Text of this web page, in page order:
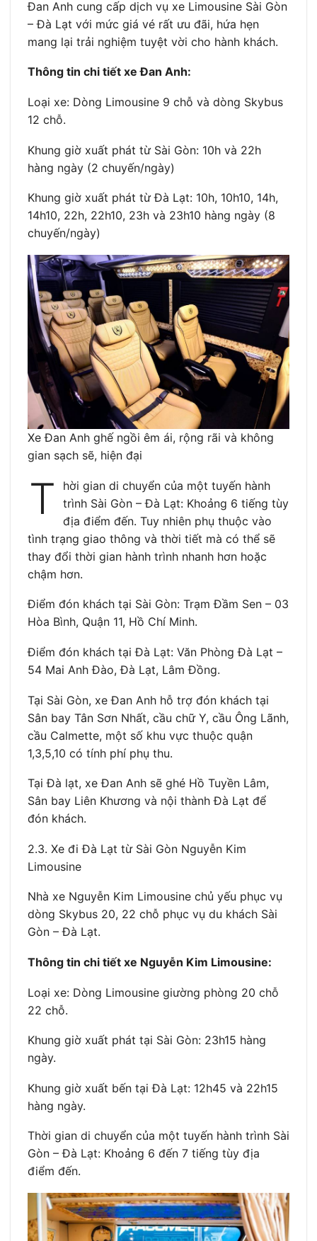
Đan Anh cung cấp dịch vụ xe Limousine Sài Gòn
– Đà Lạt với mức giá vé rất ưu đãi, hứa hẹn
mang lại trải nghiệm tuyệt vời cho hành khách.
Thông tin chi tiết xe Đan Anh:
Loại xe: Dòng Limousine 9 chỗ và dòng Skybus
12 chỗ.
Khung giờ xuất phát từ Sài Gòn: 10h và 22h
hàng ngày (2 chuyến/ngày)
Khung giờ xuất phát từ Đà Lạt: 10h, 10h10, 14h,
14h10, 22h, 22h10, 23h và 23h10 hàng ngày (8
chuyến/ngày)
Xe Đan Anh ghế ngồi êm ái, rộng rãi và không
gian sạch sẽ, hiện đại
T
hời gian di chuyển của một tuyến hành
trình Sài Gòn – Đà Lạt: Khoảng 6 tiếng tùy
địa điểm đến. Tuy nhiên phụ thuộc vào
tình trạng giao thông và thời tiết mà có thể sẽ
thay đổi thời gian hành trình nhanh hơn hoặc
chậm hơn.
Điểm đón khách tại Sài Gòn: Trạm Đầm Sen – 03
Hòa Bình, Quận 11, Hồ Chí Minh.
Điểm đón khách tại Đà Lạt: Văn Phòng Đà Lạt –
54 Mai Anh Đào, Đà Lạt, Lâm Đồng.
Tại Sài Gòn, xe Đan Anh hỗ trợ đón khách tại
Sân bay Tân Sơn Nhất, cầu chữ Y, cầu Ông Lãnh,
cầu Calmette, một số khu vực thuộc quận
1,3,5,10 có tính phí phụ thu.
Tại Đà lạt, xe Đan Anh sẽ ghé Hồ Tuyền Lâm,
Sân bay Liên Khương và nội thành Đà Lạt để
đón khách.
2.3. Xe đi Đà Lạt từ Sài Gòn Nguyễn Kim
Limousine
Nhà xe Nguyễn Kim Limousine chủ yếu phục vụ
dòng Skybus 20, 22 chỗ phục vụ du khách Sài
Gòn – Đà Lạt.
Thông tin chi tiết xe Nguyễn Kim Limousine:
Loại xe: Dòng Limousine giường phòng 20 chỗ
22 chỗ.
Khung giờ xuất phát tại Sài Gòn: 23h15 hàng
ngày.
Khung giờ xuất bến tại Đà Lạt: 12h45 và 22h15
hàng ngày.
Thời gian di chuyển của một tuyến hành trình Sài
Gòn – Đà Lạt: Khoảng 6 đến 7 tiếng tùy địa
điểm đến.